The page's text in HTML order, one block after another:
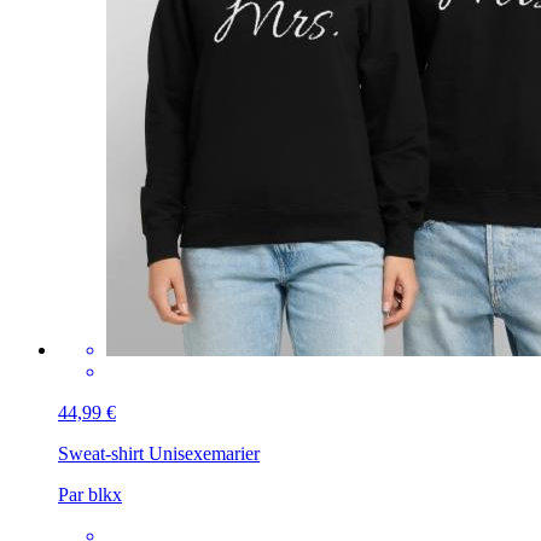
44,99 €
Sweat-shirt Unisexemarier
Par blkx